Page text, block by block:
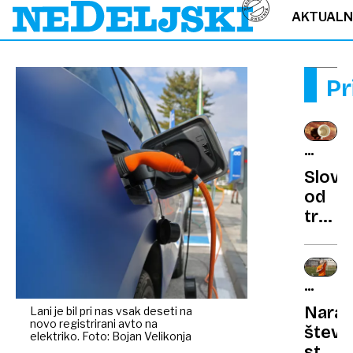
Lani je bil pri nas vsak deseti na
novo registrirani avto na
elektriko. Foto: Bojan Velikonja
Slovo
od
na